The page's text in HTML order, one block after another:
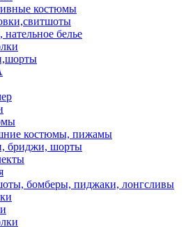
костюмы
нательное белье
костюмы, пижамы
бриджи, шорты
бомберы, пиджаки, лонгсливы